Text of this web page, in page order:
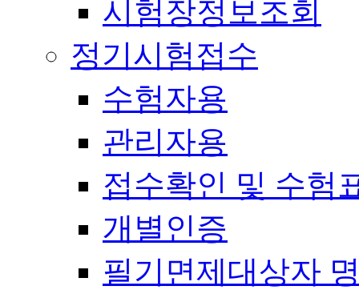
시험장정보조회
정기시험접수
수험자용
관리자용
접수확인 및 수험
개별인증
필기면제대상자